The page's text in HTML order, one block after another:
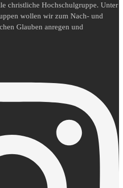
christliche Hochschulgruppe. Unter
wollen wir zum Nach- und
Glauben anregen und